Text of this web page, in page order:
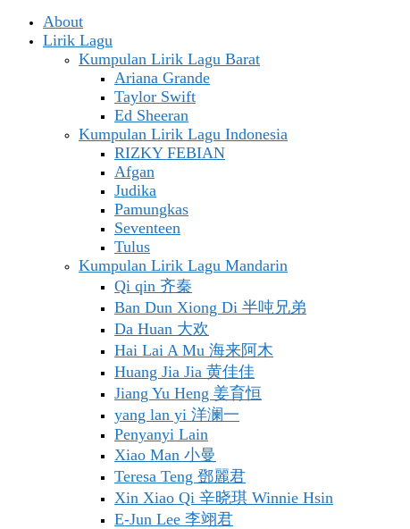
About
Lirik Lagu
Kumpulan Lirik Lagu Barat
Ariana Grande
Taylor Swift
Ed Sheeran
Kumpulan Lirik Lagu Indonesia
RIZKY FEBIAN
Afgan
Judika
Pamungkas
Seventeen
Tulus
Kumpulan Lirik Lagu Mandarin
Qi qin 齐秦
Ban Dun Xiong Di 半吨兄弟
Da Huan 大欢
Hai Lai A Mu 海来阿木
Huang Jia Jia 黄佳佳
Jiang Yu Heng 姜育恒
yang lan yi 洋澜一
Penyanyi Lain
Xiao Man 小曼
Teresa Teng 鄧麗君
Xin Xiao Qi 辛晓琪 Winnie Hsin
E-Jun Lee 李翊君